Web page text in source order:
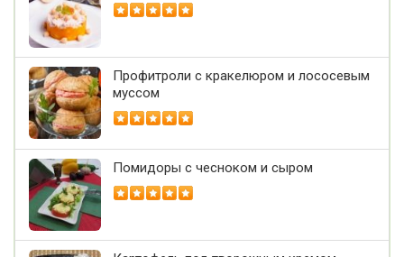
Профитроли с кракелюром и лососевым
муссом
Помидоры с чесноком и сыром